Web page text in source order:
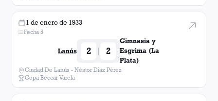
1 de enero de 1933
Fecha 5
Lanús 2 | 2
Gimnasia y
Esgrima (La
Plata)
Ciudad De Lanús - Néstor Diaz Pérez
Copa Beccar Varela